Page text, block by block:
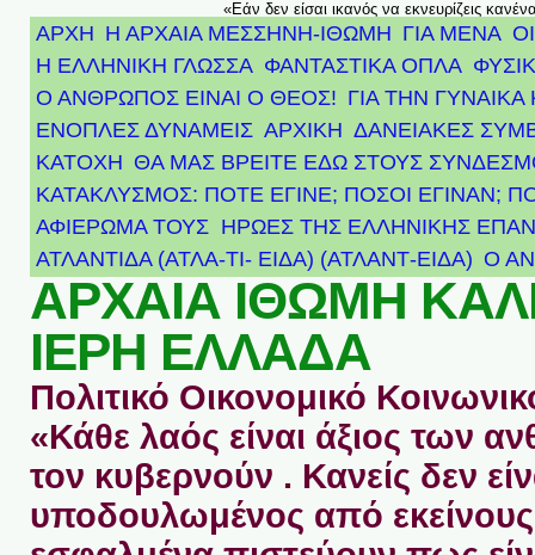
«Εάν δεν είσαι ικανός να εκνευρίζεις
ΑΡΧΗ Η ΑΡΧΑΙΑ ΜΕΣΣΗΝΗ-ΙΘΩΜΗ ΓΙΑ ΜΕΝΑ
Η ΕΛΛΗΝΙΚΗ ΓΛΩΣΣΑ ΦΑΝΤΑΣΤΙΚΑ ΟΠΛΑ
Ο ΑΝΘΡΩΠΟΣ ΕΙΝΑΙ Ο ΘΕΟΣ! ΓΙΑ ΤΗΝ ΓΥΝΑΙΚΑ
ΕΝΟΠΛΕΣ ΔΥΝΑΜΕΙΣ ΑΡΧΙΚΉ ΔΑΝΕΙΑΚΕΣ
ΚΑΤΟΧΗ ΘΑ ΜΑΣ ΒΡΕΙΤΕ ΕΔΩ ΣΤΟΥΣ
ΚΑΤΑΚΛΥΣΜΟΣ: ΠΟΤΕ ΕΓΙΝΕ; ΠΟΣΟΙ ΕΓΙΝΑΝ;
ΑΦΙΈΡΩΜΑ ΤΟΥΣ ΉΡΩΕΣ ΤΗΣ ΕΛΛΗΝΙΚΉΣ
ΑΤΛΑΝΤΊΔΑ (ΑΤΛΑ-ΤΙ- ΕΙΔΑ) (ΑΤΛΑΝΤ-ΕΙΔΑ) Ο
ΑΡΧΑΙΑ ΙΘΩΜΗ
ΙΕΡΗ ΕΛΛΑΔΑ
Πολιτικό Οικονομικό
«Κάθε λαός είναι άξιος των
τον κυβερνούν . Κανείς δεν
υποδουλωμένος από